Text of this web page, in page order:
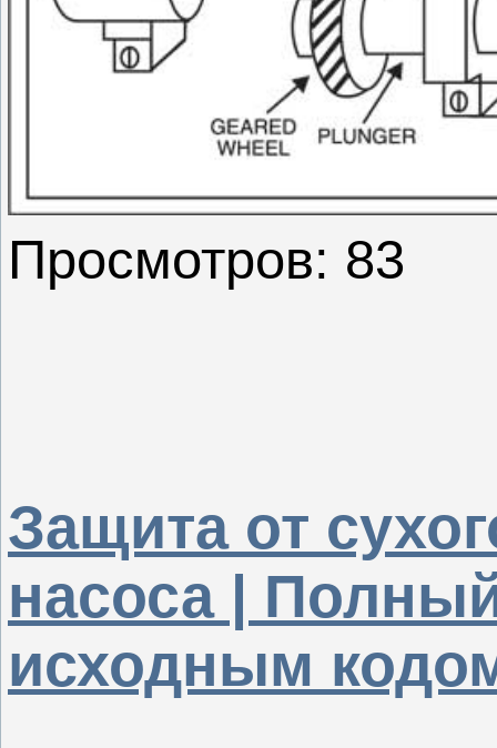
Просмотров: 83
Защита от
насоса |
исходным